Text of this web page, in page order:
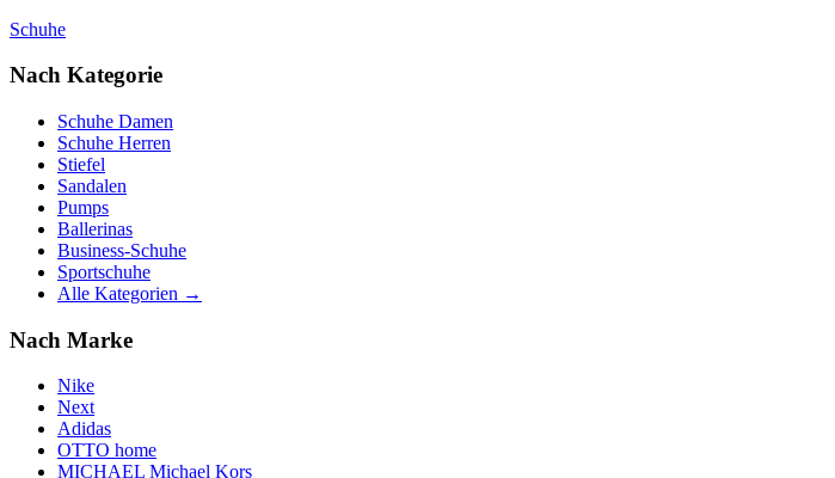
Schuhe
Nach Kategorie
Schuhe Damen
Schuhe Herren
Stiefel
Sandalen
Pumps
Ballerinas
Business-Schuhe
Sportschuhe
Alle Kategorien →
Nach Marke
Nike
Next
Adidas
OTTO home
MICHAEL Michael Kors